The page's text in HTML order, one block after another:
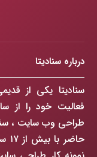
درباره سنادیتا
سنادیتا یکی از
طراحی وب سایت ،